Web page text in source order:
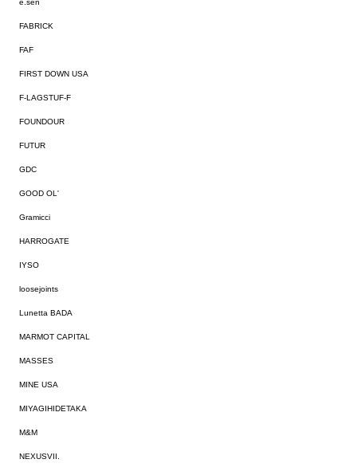
e.sen
FABRICK
FAF
FIRST DOWN USA
F-LAGSTUF-F
FOUNDOUR
FUTUR
GDC
GOOD OL'
Gramicci
HARROGATE
IYSO
loosejoints
Lunetta BADA
MARMOT CAPITAL
MASSES
MINE USA
MIYAGIHIDETAKA
M&M
NEXUSVII.